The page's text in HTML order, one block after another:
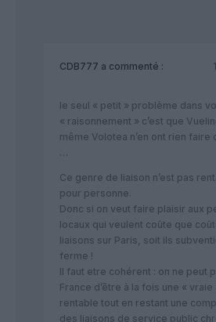
CDB777 a commenté :
le seul « petit » problème dans
« raisonnement » c’est que
même Volotea n’en ont rien faire
Ce genre de liaison n’est pas
pour personne.
Donc si on veut faire plaisir aux
locaux qui veulent coûte que
liaisons sur Paris, soit ils
ferme !
Il faut etre cohérent : on ne peut
France d’être à la fois une «
rentable tout en restant une
des liaisons de service public